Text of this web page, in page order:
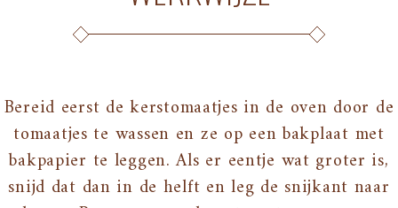
Bereid eerst de kerstomaatjes in de oven door de
tomaatjes te wassen en ze op een bakplaat met
bakpapier te leggen. Als er eentje wat groter is,
snijd dat dan in de helft en leg de snijkant naar